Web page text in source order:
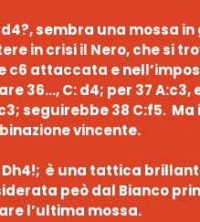
sembra una mossa in
in crisi il Nero, che si
c6 attaccata e
36…, C: d4; per 37 A:c3,
seguirebbe 38 C:f5. Ma
vincente.
Dh4!; è una tattica
peò dal Bianco
l’ultima mossa.